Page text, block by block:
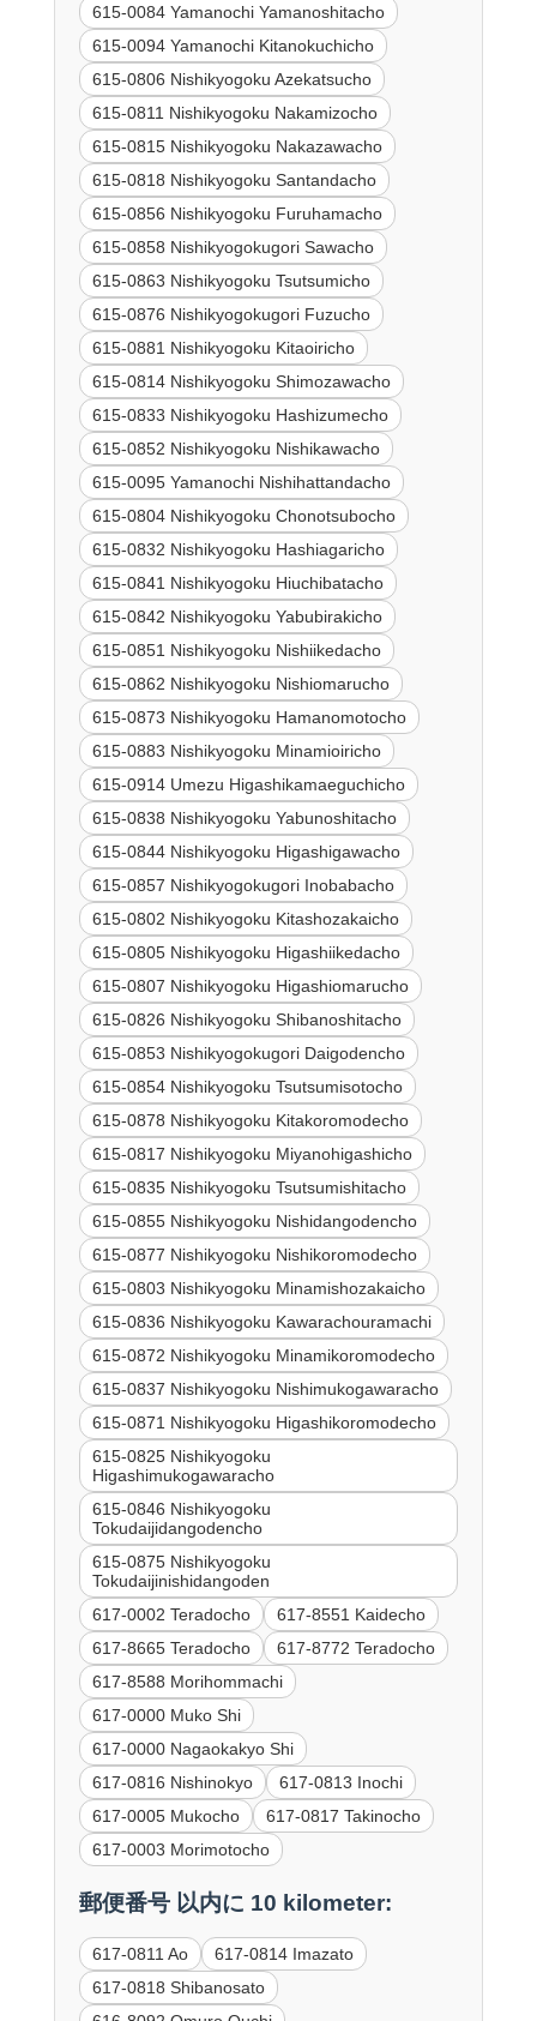
615-0084 Yamanochi Yamanoshitacho
615-0094 Yamanochi Kitanokuchicho
615-0806 Nishikyogoku Azekatsucho
615-0811 Nishikyogoku Nakamizocho
615-0815 Nishikyogoku Nakazawacho
615-0818 Nishikyogoku Santandacho
615-0856 Nishikyogoku Furuhamacho
615-0858 Nishikyogokugori Sawacho
615-0863 Nishikyogoku Tsutsumicho
615-0876 Nishikyogokugori Fuzucho
615-0881 Nishikyogoku Kitaoiricho
615-0814 Nishikyogoku Shimozawacho
615-0833 Nishikyogoku Hashizumecho
615-0852 Nishikyogoku Nishikawacho
615-0095 Yamanochi Nishihattandacho
615-0804 Nishikyogoku Chonotsubocho
615-0832 Nishikyogoku Hashiagaricho
615-0841 Nishikyogoku Hiuchibatacho
615-0842 Nishikyogoku Yabubirakicho
615-0851 Nishikyogoku Nishiikedacho
615-0862 Nishikyogoku Nishiomarucho
615-0873 Nishikyogoku Hamanomotocho
615-0883 Nishikyogoku Minamioiricho
615-0914 Umezu Higashikamaeguchicho
615-0838 Nishikyogoku Yabunoshitacho
615-0844 Nishikyogoku Higashigawacho
615-0857 Nishikyogokugori Inobabacho
615-0802 Nishikyogoku Kitashozakaicho
615-0805 Nishikyogoku Higashiikedacho
615-0807 Nishikyogoku Higashiomarucho
615-0826 Nishikyogoku Shibanoshitacho
615-0853 Nishikyogokugori Daigodencho
615-0854 Nishikyogoku Tsutsumisotocho
615-0878 Nishikyogoku Kitakoromodecho
615-0817 Nishikyogoku Miyanohigashicho
615-0835 Nishikyogoku Tsutsumishitacho
615-0855 Nishikyogoku Nishidangodencho
615-0877 Nishikyogoku Nishikoromodecho
615-0803 Nishikyogoku Minamishozakaicho
615-0836 Nishikyogoku Kawarachouramachi
615-0872 Nishikyogoku Minamikoromodecho
615-0837 Nishikyogoku Nishimukogawaracho
615-0871 Nishikyogoku Higashikoromodecho
615-0825 Nishikyogoku
Higashimukogawaracho
615-0846 Nishikyogoku
Tokudaijidangodencho
615-0875 Nishikyogoku
Tokudaijinishidangoden
617-0002 Teradocho
617-8551 Kaidecho
617-8665 Teradocho
617-8772 Teradocho
617-8588 Morihommachi
617-0000 Muko Shi
617-0000 Nagaokakyo Shi
617-0816 Nishinokyo
617-0813 Inochi
617-0005 Mukocho
617-0817 Takinocho
617-0003 Morimotocho
郵便番号 以内に 10 kilometer:
617-0811 Ao
617-0814 Imazato
617-0818 Shibanosato